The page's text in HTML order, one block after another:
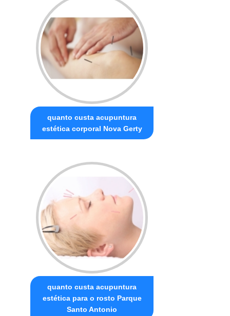
quanto custa acupuntura
estética corporal Nova Gerty
quanto custa acupuntura
estética para o rosto Parque
Santo Antonio